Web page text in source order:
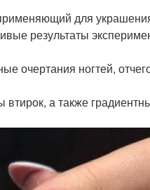
для
результаты
очертания ногтей,
а также